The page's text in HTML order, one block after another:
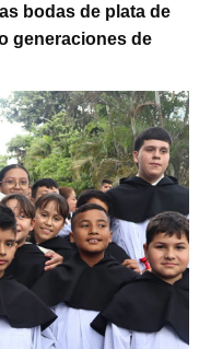
bodas de plata de
generaciones de